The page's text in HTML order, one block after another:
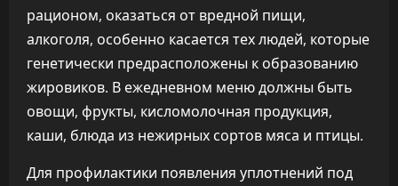
рационом, оказаться от вредной пищи,
алкоголя, особенно касается тех людей, которые
генетически предрасположены к образованию
жировиков. В ежедневном меню должны быть
овощи, фрукты, кисломолочная продукция,
каши, блюда из нежирных сортов мяса и птицы.
Для профилактики появления уплотнений под